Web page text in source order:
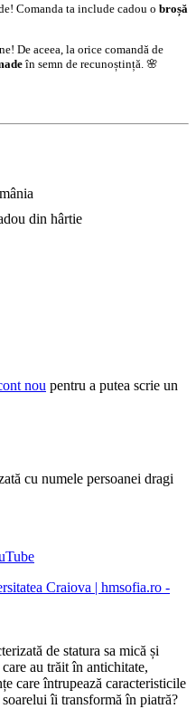
Comanda ta include cadou o broșă
De aceea, la orice comandă de
în semn de recunoștință. 🌸
din hârtie
nou pentru a putea scrie un
cu numele persoanei dragi
Craiova | hmsofia.ro -
de statura sa mică și
au trăit în antichitate,
care întrupează caracteristicile
îi transformă în piatră?